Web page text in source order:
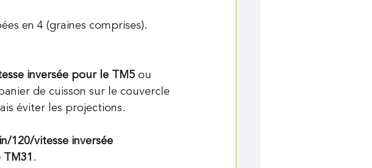
en 4 (graines comprises).
inversée pour le TM5 ou
de cuisson sur le couvercle
éviter les projections.
120/vitesse inversée
.